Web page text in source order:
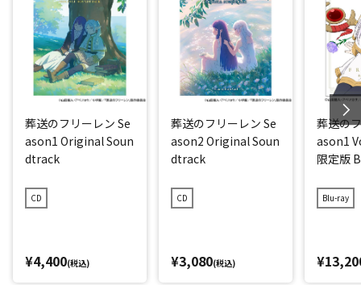
葬送のフリーレン Se
ason1 Original Soun
dtrack
CD
¥4,400(税込)
葬送のフリーレン Se
ason2 Original Soun
dtrack
CD
¥3,080(税込)
葬送の
ason1
限定版
Blu-ray